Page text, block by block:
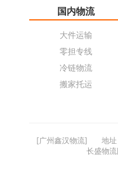
国内物流
大件运输
零担专线
冷链物流
搬家托运
[广州鑫汉物流] 地址
长盛物